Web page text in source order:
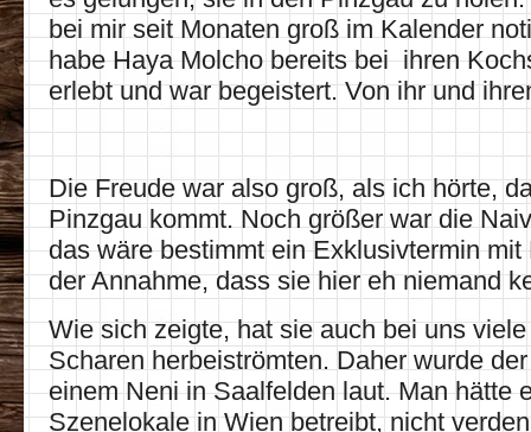
bei mir seit Monaten groß im Kalender
habe Haya Molcho bereits bei ihren
erlebt und war begeistert. Von ihr und
Die Freude war also groß, als ich hörte,
Pinzgau kommt. Noch größer war die
das wäre bestimmt ein Exklusivtermin mit
der Annahme, dass sie hier eh niemand
Wie sich zeigte, hat sie auch bei uns
Scharen herbeiströmten. Daher wurde
einem Neni in Saalfelden laut. Man hätte
Szenelokale in Wien betreibt, nicht